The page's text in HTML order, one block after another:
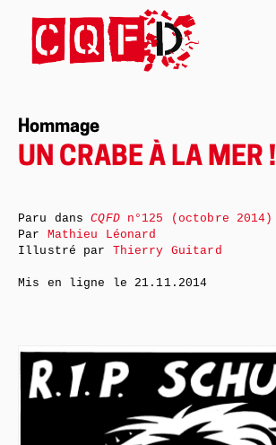
Hommage
UN CRABE À LA MER !
Paru dansCQFDn°125 (octobre 2014)
Par Mathieu Léonard
Illustré par Thierry Guitard
Mis en ligne le 21.11.2014